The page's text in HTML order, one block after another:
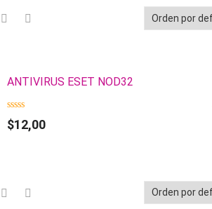
ANTIVIRUS ESET NOD32
0
out
$12,00